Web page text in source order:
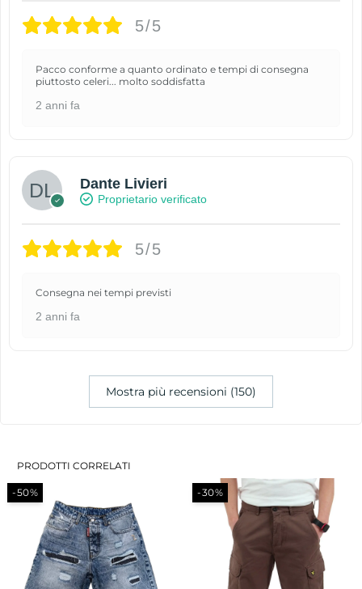
5/5
Pacco conforme a quanto ordinato e tempi di consegna
piuttosto celeri... molto soddisfatta
2 anni fa
Dante Livieri
Proprietario verificato
5/5
Consegna nei tempi previsti
2 anni fa
Mostra più recensioni (150)
PRODOTTI CORRELATI
-50% -30%